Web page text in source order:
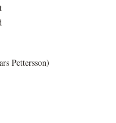
Pettersson)